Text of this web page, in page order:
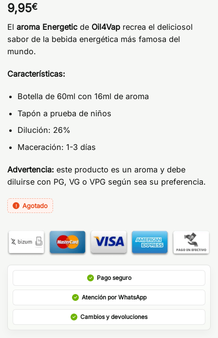
9,95€
El aroma Energetic de Oil4Vap recrea el deliciosol
sabor de la bebida energética más famosa del
mundo.
Características:
Botella de 60ml con 16ml de aroma
Tapón a prueba de niños
Dilución: 26%
Maceración: 1-3 días
Advertencia: este producto es un aroma y debe
diluirse con PG, VG o VPG según sea su preferencia.
Agotado
Pago seguro
Atención por WhatsApp
Cambios y devoluciones